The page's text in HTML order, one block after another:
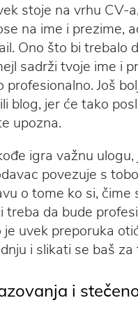
stoje na vrhu CV-
na ime i prezime,
Ono što bi trebalo
sadrži tvoje ime i
profesionalno. Još
blog, jer će tako
upozna.
igra važnu ulogu,
povezuje s
o tome ko si, čime
treba da bude
uvek preporuka
i slikati se baš za
i